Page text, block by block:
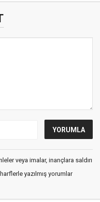
veya imalar, inançlara saldırı
yazılmış yorumlar